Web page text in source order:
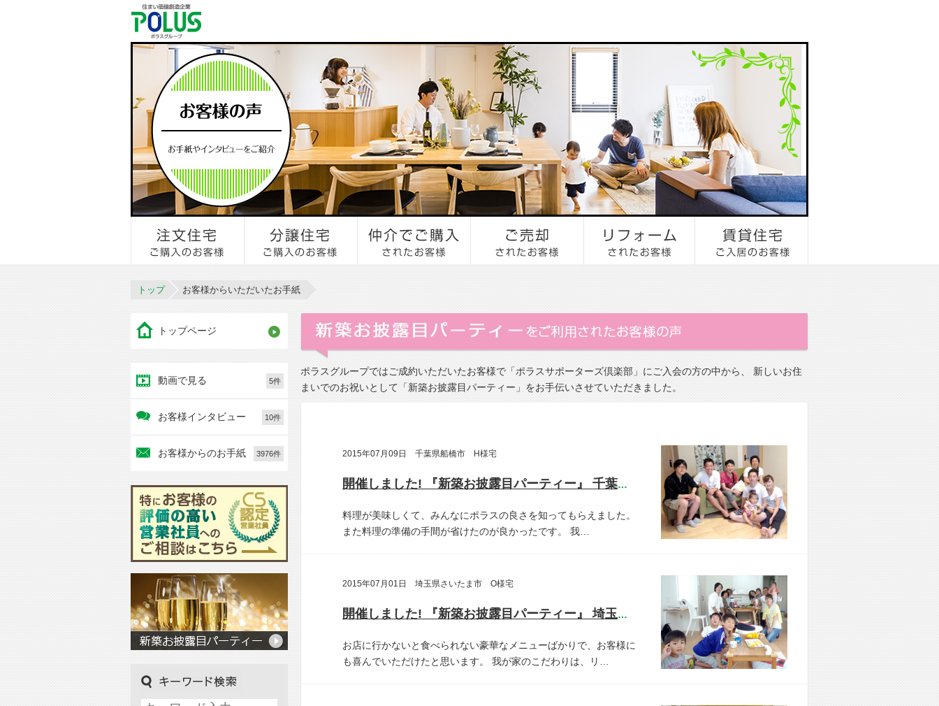
トップ お客様からいただいたお手紙
ポラスグループではご成約いただいたお客様で「ポラスサポーターズ倶楽部」にご入会の方の中から、 新しいお住
まいでのお祝いとして「新築お披露目パーティー」をお手伝いさせていただきました。
2015年07月09日 千葉県船橋市 H様宅
開催しました! 『新築お披露目パーティー』 千葉県船橋市 H様宅
料理が美味しくて、みんなにポラスの良さを知ってもらえました。
また料理の準備の手間が省けたのが良かったです。
我…
2015年07月01日 埼玉県さいたま市 O様宅
開催しました! 『新築お披露目パーティー』 埼玉県さいたま市 O様宅
お店に行かないと食べられない豪華なメニューばかりで、お客様に
も喜んでいただけたと思います。
我が家のこだわりは、リ…
トップページ
動画で見る 5件
お客様インタビュー 10件
お客様からのお手紙 3976件